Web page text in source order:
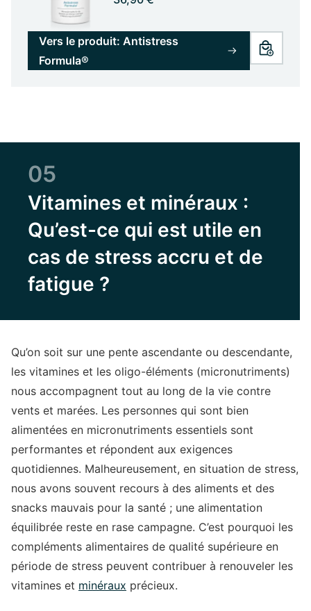
Vers le produit: Antistress
Formula®
05
Vitamines et minéraux :
Qu’est-ce qui est utile en
cas de stress accru et de
fatigue ?
Qu’on soit sur une pente ascendante ou descendante,
les vitamines et les oligo-éléments (micronutriments)
nous accompagnent tout au long de la vie contre
vents et marées. Les personnes qui sont bien
alimentées en micronutriments essentiels sont
performantes et répondent aux exigences
quotidiennes. Malheureusement, en situation de stress,
nous avons souvent recours à des aliments et des
snacks mauvais pour la santé ; une alimentation
équilibrée reste en rase campagne. C’est pourquoi les
compléments alimentaires de qualité supérieure en
période de stress peuvent contribuer à renouveler les
vitamines et minéraux précieux.